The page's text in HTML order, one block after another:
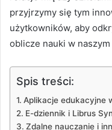
przyjrzymy się tym
użytkowników, aby
oblicze nauki w
Spis treści:
Aplikacje edukacyjne
E-dziennik i Librus
Zdalne nauczanie i